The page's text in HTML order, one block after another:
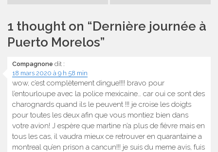
l’article
1 thought on “Dernière journée à
Puerto Morelos”
Compagnone dit :
18 mars 2020 à 9 h 58 min
wow, c’est complètement dingue!!!! bravo pour
l’entourloupe avec la police mexicaine… car oui ce sont des
charognards quand ils le peuvent !!! je croise les doigts
pour toutes les deux afin que vous montiez bien dans
votre avion! J espère que martine n’a plus de fièvre mais en
tous les cas, il vaudra mieux ce retrouver en quarantaine a
montreal qu’en prison a cancun!!! je suis du meme avis, fuis